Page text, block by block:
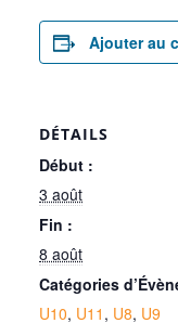
Ajouter au
DÉTAILS
Début :
3 août
Fin :
8 août
Catégories
U10, U11 , U8, U9